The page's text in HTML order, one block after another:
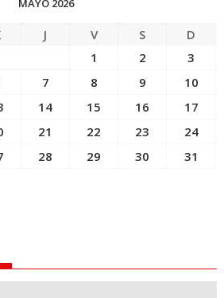
MAYO 2026
J V S
D
1
2
3
7 8 9
10
14 15 16
17
21 22 23
24
28 29 30 31